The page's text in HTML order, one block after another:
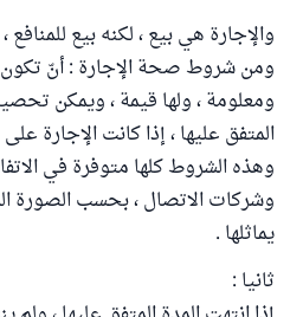
والإجارة هي بيع ، لكنه بيع للمنافع
ومن شروط صحة الإجارة : أنّ تكون
ومعلومة ، ولها قيمة ، ويمكن
المتفق عليها ، إذا كانت الإجارة
وهذه الشروط كلها متوفرة في
وشركات الاتصال ، بحسب الصورة
يماثلها .
ثانيا :